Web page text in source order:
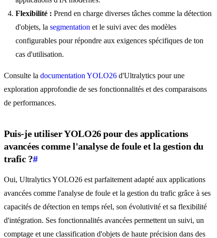
Flexibilité : Prend en charge diverses tâches comme la détection
d'objets, la segmentation et le suivi avec des modèles
configurables pour répondre aux exigences spécifiques de ton
cas d'utilisation.
Consulte la documentation YOLO26 d'Ultralytics pour une
exploration approfondie de ses fonctionnalités et des comparaisons
de performances.
Puis-je utiliser YOLO26 pour des applications
avancées comme l'analyse de foule et la gestion du
trafic ?#
Oui, Ultralytics YOLO26 est parfaitement adapté aux applications
avancées comme l'analyse de foule et la gestion du trafic grâce à ses
capacités de détection en temps réel, son évolutivité et sa flexibilité
d'intégration. Ses fonctionnalités avancées permettent un suivi, un
comptage et une classification d'objets de haute précision dans des